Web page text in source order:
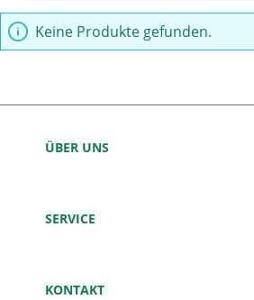
Keine Produkte gefunden.
ÜBER UNS
SERVICE
KONTAKT